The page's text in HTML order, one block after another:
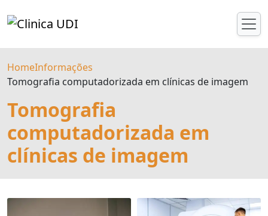
HomeInformações
Tomografia computadorizada em clínicas de imagem
Tomografia
computadorizada em
clínicas de imagem